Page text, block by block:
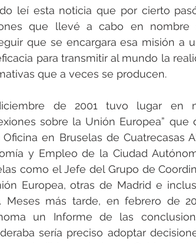
leí esta noticia que por cierto
que llevé a cabo en nombre
que se encargara esa misión a
para transmitir al mundo la
que a veces se producen.
de 2001 tuvo lugar en
sobre la Unión Europea”
en Bruselas de Cuatrecasas
y Empleo de la Ciudad
como el Jefe del Grupo de
Europea, otras de Madrid e
Meses más tarde, en febrero de
un Informe de las
sería preciso adoptar